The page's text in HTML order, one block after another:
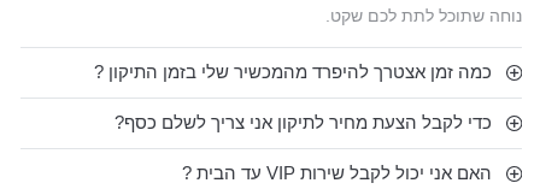
נוחה שתוכל לתת לכם שקט.
כמה זמן אצטרך להיפרד מהמכשיר שלי בזמן התיקון ?
כדי לקבל הצעת מחיר לתיקון אני צריך לשלם כסף?
האם אני יכול לקבל שירות VIP עד הבית ?